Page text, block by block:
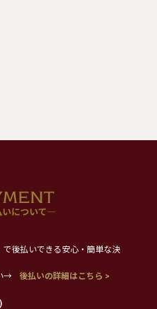
後払いできる安心・簡単な決
→
後払いの詳細はこちら >